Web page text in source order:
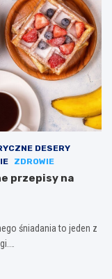
DESERY
ZDROWIE
przepisy na
śniadania to jeden z